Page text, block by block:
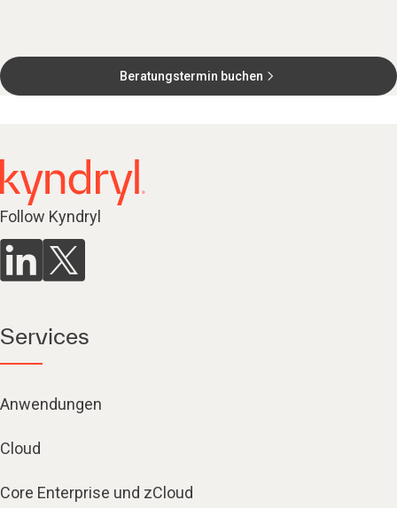
Beratungstermin buchen
Follow Kyndryl
Services
Anwendungen
Cloud
Core Enterprise und zCloud